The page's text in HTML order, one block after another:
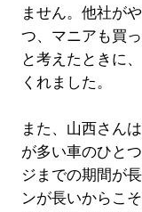
ません。他社が
つ、マニアも買
と考えたときに
くれました。
また、山西さん
が多い車のひと
ジまでの期間が
ンが長いからこ